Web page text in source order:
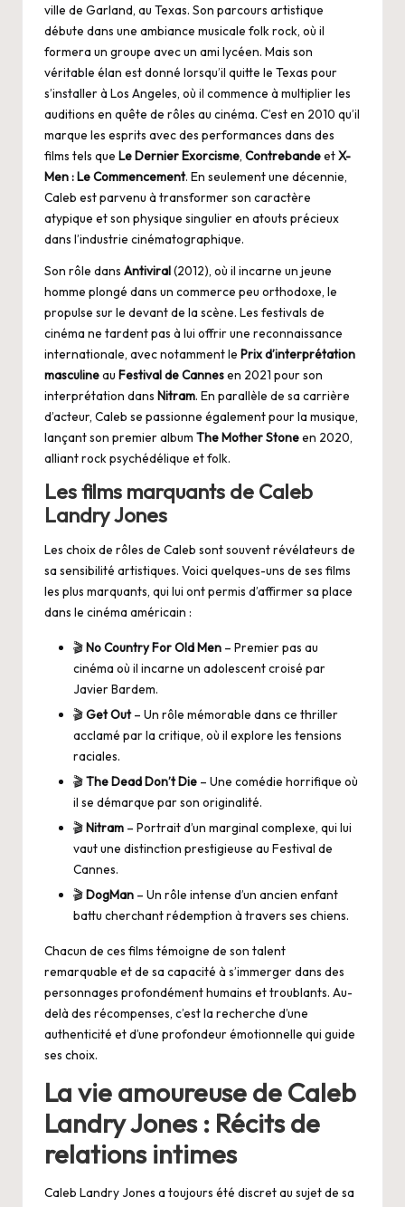
ville de Garland, au Texas. Son parcours artistique
débute dans une ambiance musicale folk rock, où il
formera un groupe avec un ami lycéen. Mais son
véritable élan est donné lorsqu’il quitte le Texas pour
s’installer à Los Angeles, où il commence à multiplier les
auditions en quête de rôles au cinéma. C’est en 2010 qu’il
marque les esprits avec des performances dans des
films tels que Le Dernier Exorcisme, ContrebandeetX-
Men : Le Commencement. En seulement une décennie,
Caleb est parvenu à transformer son caractère
atypique et son physique singulier en atouts précieux
dans l’industrie cinématographique.
Son rôle dans Antiviral(2012), où il incarne un jeune
homme plongé dans un commerce peu orthodoxe, le
propulse sur le devant de la scène. Les festivals de
cinéma ne tardent pas à lui offrir une reconnaissance
internationale, avec notamment le Prix d’interprétation
masculineau Festival de Cannesen 2021 pour son
interprétation dans Nitram. En parallèle de sa carrière
d’acteur, Caleb se passionne également pour la musique,
lançant son premier album The Mother Stoneen 2020,
alliant rock psychédélique et folk.
Les films marquants de Caleb
Landry Jones
Les choix de rôles de Caleb sont souvent révélateurs de
sa sensibilité artistiques. Voici quelques-uns de ses films
les plus marquants, qui lui ont permis d’affirmer sa place
dans le cinéma américain :
🎬No Country For Old Men – Premier pas au
cinéma où il incarne un adolescent croisé par
Javier Bardem.
🎬Get Out– Un rôle mémorable dans ce thriller
acclamé par la critique, où il explore les tensions
raciales.
🎬The Dead Don’t Die – Une comédie horrifique où
il se démarque par son originalité.
🎬Nitram – Portrait d’un marginal complexe, qui lui
vaut une distinction prestigieuse au Festival de
Cannes.
🎬 DogMan – Un rôle intense d’un ancien enfant
battu cherchant rédemption à travers ses chiens.
Chacun de ces films témoigne de son talent
remarquable et de sa capacité à s’immerger dans des
personnages profondément humains et troublants. Au-
delà des récompenses, c’est la recherche d’une
authenticité et d’une profondeur émotionnelle qui guide
ses choix.
La vie amoureuse de Caleb
Landry Jones : Récits de
relations intimes
Caleb Landry Jones a toujours été discret au sujet de sa